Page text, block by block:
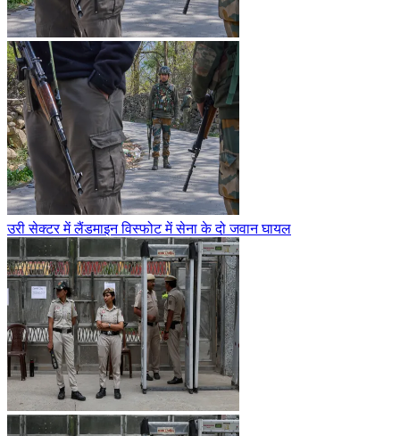
उरी सेक्टर में लैंडमाइन विस्फोट में सेना के दो जवान घायल